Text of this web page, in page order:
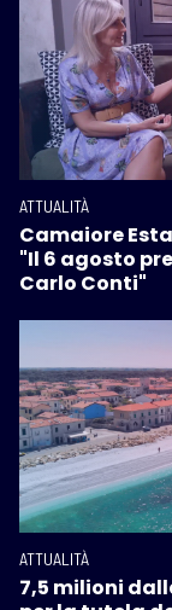
ATTUALITÀ
Camaiore
"Il 6 agosto
Carlo Conti"
ATTUALITÀ
7,5 milioni